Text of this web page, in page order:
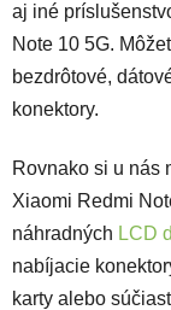
aj iné
Note 10 5G.
bezdrôtové,
konektory.
Rovnako si u nás
Xiaomi Redmi
náhradných LCD
nabíjacie
karty alebo